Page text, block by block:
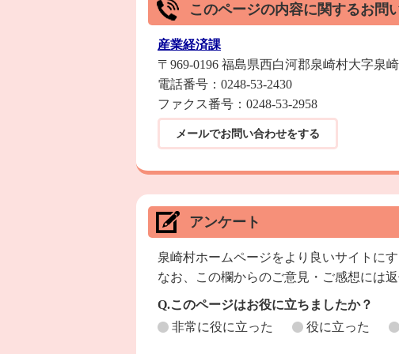
このページの内容に関するお問
産業経済課
〒969-0196 福島県西白河郡泉崎村大字泉
電話番号：0248-53-2430
ファクス番号：0248-53-2958
メールでお問い合わせをする
アンケート
泉崎村ホームページをより良いサイトに
なお、この欄からのご意見・ご感想には
Q.このページはお役に立ちましたか？
非常に役に立った
役に立った